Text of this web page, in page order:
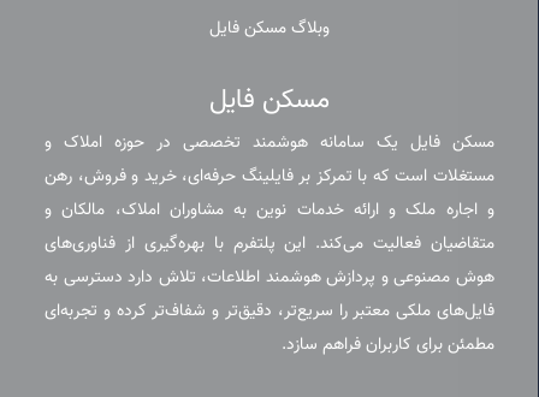
وبلاگ مسکن فایل
مسکن فایل
مسکن فایل یک سامانه هوشمند تخصصی در حوزه املاک و
مستغلات است که با تمرکز بر فایلینگ حرفه‌ای، خرید و فروش، رهن
و اجاره ملک و ارائه خدمات نوین به مشاوران املاک، مالکان و
متقاضیان فعالیت می‌کند. این پلتفرم با بهره‌گیری از فناوری‌های
هوش مصنوعی و پردازش هوشمند اطلاعات، تلاش دارد دسترسی به
فایل‌های ملکی معتبر را سریع‌تر، دقیق‌تر و شفاف‌تر کرده و تجربه‌ای
مطمئن برای کاربران فراهم سازد.